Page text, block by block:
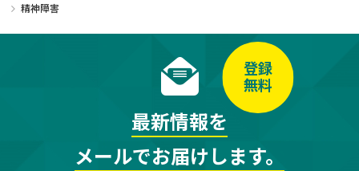
精神障害
最新情報を
メールでお届けします。
登録
無料